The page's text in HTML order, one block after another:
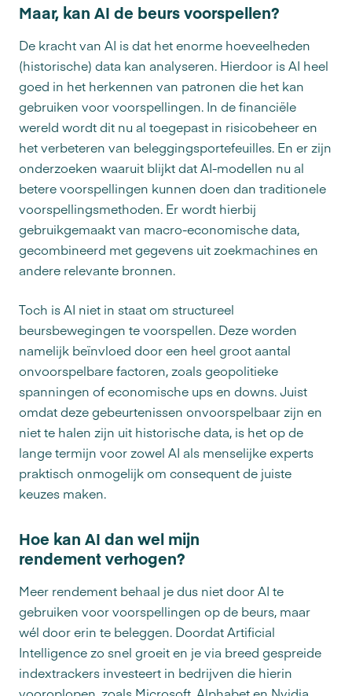
Maar, kan AI de beurs voorspellen?
De kracht van AI is dat het enorme hoeveelheden
(historische) data kan analyseren. Hierdoor is AI heel
goed in het herkennen van patronen die het kan
gebruiken voor voorspellingen. In de financiële
wereld wordt dit nu al toegepast in risicobeheer en
het verbeteren van beleggingsportefeuilles. En er zijn
onderzoeken waaruit blijkt dat AI-modellen nu al
betere voorspellingen kunnen doen dan traditionele
voorspellingsmethoden. Er wordt hierbij
gebruikgemaakt van macro-economische data,
gecombineerd met gegevens uit zoekmachines en
andere relevante bronnen.
Toch is AI niet in staat om structureel
beursbewegingen te voorspellen. Deze worden
namelijk beïnvloed door een heel groot aantal
onvoorspelbare factoren, zoals geopolitieke
spanningen of economische ups en downs. Juist
omdat deze gebeurtenissen onvoorspelbaar zijn en
niet te halen zijn uit historische data, is het op de
lange termijn voor zowel AI als menselijke experts
praktisch onmogelijk om consequent de juiste
keuzes maken.
Hoe kan AI dan wel mijn
rendement verhogen?
Meer rendement behaal je dus niet door AI te
gebruiken voor voorspellingen op de beurs, maar
wél door erin te beleggen. Doordat Artificial
Intelligence zo snel groeit en je via breed gespreide
indextrackers investeert in bedrijven die hierin